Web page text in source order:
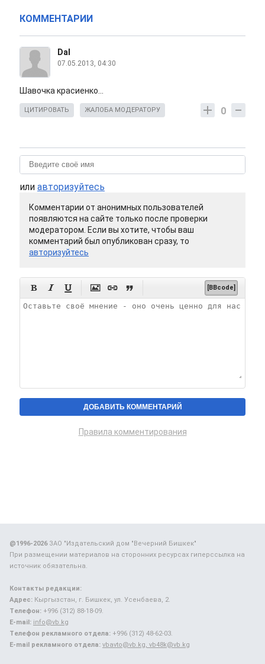
КОММЕНТАРИИ
Dal
07.05.2013, 04:30
Шавочка красиенко...
0
ЦИТИРОВАТЬ ЖАЛОБА МОДЕРАТОРУ
или авторизуйтесь
Комментарии от анонимных пользователей
появляются на сайте только после проверки
модератором. Если вы хотите, чтобы ваш
комментарий был опубликован сразу, то
авторизуйтесь
      [BBcode]
Правила комментирования
@1996-2026ЗАО "Издательский дом "Вечерний Бишкек"
При размещении материалов на сторонних ресурсах гиперссылка на
источник обязательна.
Контакты редакции:
Адрес: Кыргызстан, г. Бишкек, ул. Усенбаева, 2.
Телефон: +996 (312) 88-18-09.
E-mail: info@vb.kg
Телефон рекламного отдела: +996 (312) 48-62-03.
E-mail рекламного отдела: vbavto@vb.kg, vb48k@vb.kg